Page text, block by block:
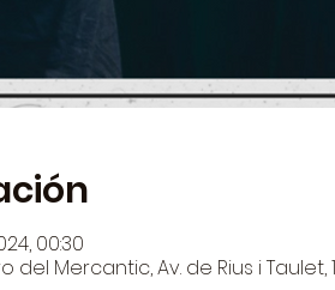
00:30
Mercantic, Av. de Rius i Taulet,